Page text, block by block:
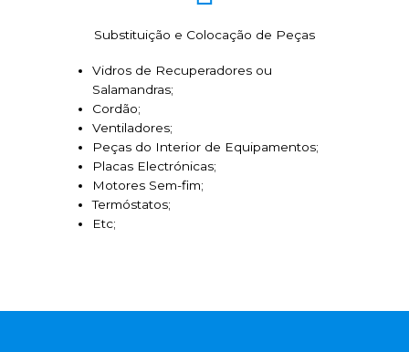
Substituição e Colocação de Peças
Vidros de Recuperadores ou
Salamandras;
Cordão;
Ventiladores;
Peças do Interior de Equipamentos;
Placas Electrónicas;
Motores Sem-fim;
Termóstatos;
Etc;